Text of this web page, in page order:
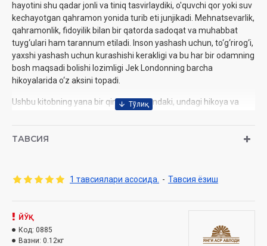
‎hayotini shu qadar jonli va tiniq tasvirlaydiki, o'quvchi qor yoki suv
‎kechayotgan qahramon yonida turib eti junjikadi. Mehnatsevarlik,
‎qahramonlik, fidoyilik bilan bir qatorda sadoqat va muhabbat
‎tuyg‘ulari ham tarannum etiladi. Inson yashash uchun, ‎to‘g‘rirog‘i,
yaxshi yashash uchun kurashishi kerakligi va bu har bir ‎odamning
bosh maqsadi bolishi lozimligi Jek Londonning barcha
‎hikoyalarida o‘z aksini topadi.‎
Ushbu kitobning yana bir qimmati shundaki, undagi hikoya va
‎etilmoqda.‎
Muallif:Jek London
Nashriyot:
Hajmi:176 bet
ТАВСИЯ
1 тавсиялари асосида. - Тавсия ёзиш
ЙЎҚ
Код: 0885
Вазни: 0.12кг